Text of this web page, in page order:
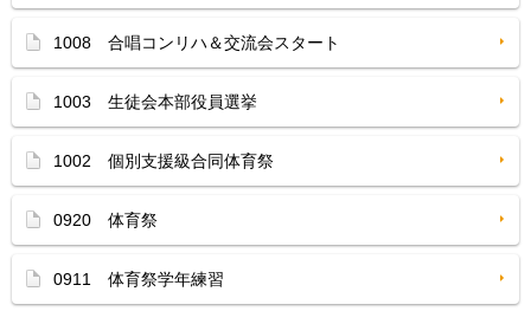
1008 合唱コンリハ＆交流会スタート
1003 生徒会本部役員選挙
1002 個別支援級合同体育祭
0920 体育祭
0911 体育祭学年練習